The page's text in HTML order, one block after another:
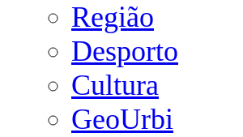
Região
Desporto
Cultura
GeoUrbi